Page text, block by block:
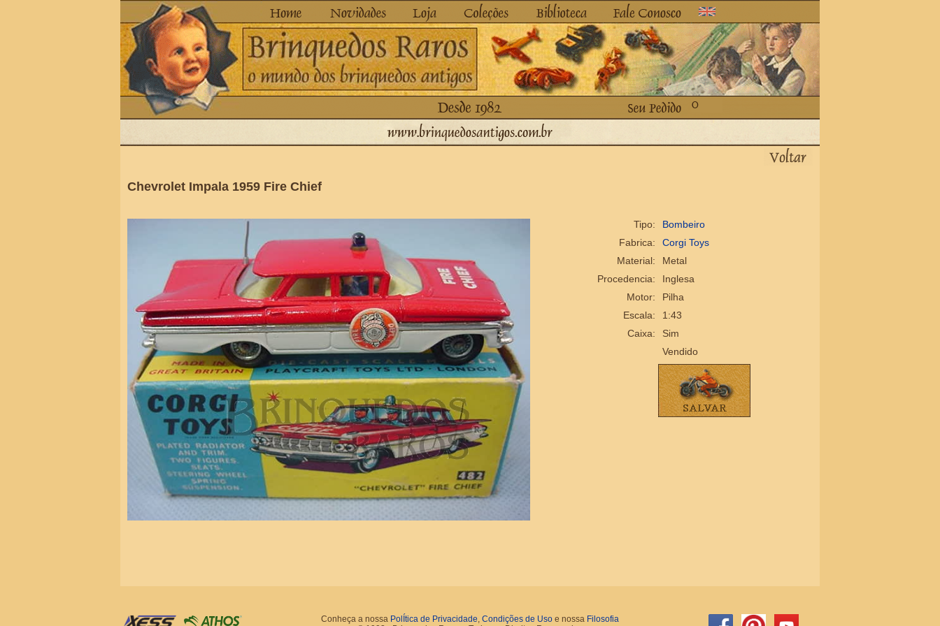
Chevrolet Impala 1959 Fire Chief
Tipo:
Bombeiro
Fabrica:
Corgi Toys
Material:
Metal
Procedencia:
Inglesa
Motor:
Pilha
Escala:
1:43
Caixa:
Sim
Vendido
Conheça a nossa PolÍtica de Privacidade, Condições de Uso e nossa Filosofia